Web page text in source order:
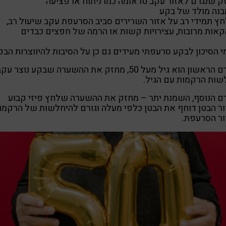
מולד של בקע
תמידי רב על אזור השרירים סביב הסרעפת עקב שיעול רב,
מרובות, עצירויות קשות או הרמה של חפצים כבדים
הסיכון לבקע סרעפתי מעידים גם כן על הסיבות להיווצרות
הגורם הראשון הוא גיל מעל 50, מחזק את ההשערה שבקע נוצר
הרקמות עם הגיל.
הנוסף, השמנת יתר – מחזק את ההשערה שלחץ פיזי קבוע
הבטן דוחף את הבטן כלפי מעלה וגורם להיחלשות של
הסרעפת.